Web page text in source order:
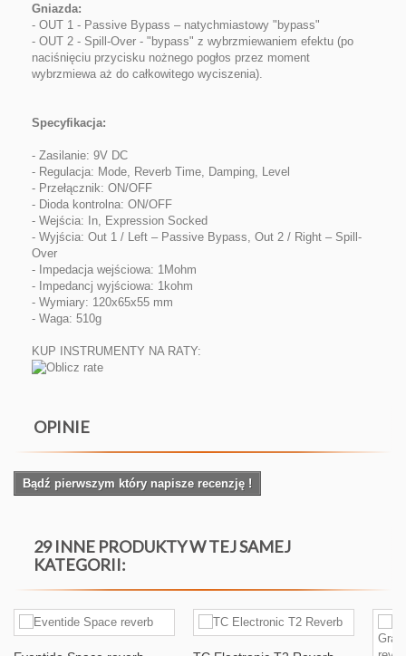
Gniazda:
- OUT 1 - Passive Bypass – natychmiastowy "bypass"
- OUT 2 - Spill-Over - "bypass" z wybrzmiewaniem efektu (po
naciśnięciu przycisku nożnego pogłos przez moment
wybrzmiewa aż do całkowitego wyciszenia).
Specyfikacja:
- Zasilanie: 9V DC
- Regulacja: Mode, Reverb Time, Damping, Level
- Przełącznik: ON/OFF
- Dioda kontrolna: ON/OFF
- Wejścia: In, Expression Socked
- Wyjścia: Out 1 / Left – Passive Bypass, Out 2 / Right – Spill-
Over
- Impedacja wejściowa: 1Mohm
- Impedancj wyjściowa: 1kohm
- Wymiary: 120x65x55 mm
- Waga: 510g
KUP INSTRUMENTY NA RATY:
OPINIE
Bądź pierwszym który napisze recenzję !
29 INNE PRODUKTY W TEJ SAMEJ
KATEGORII: